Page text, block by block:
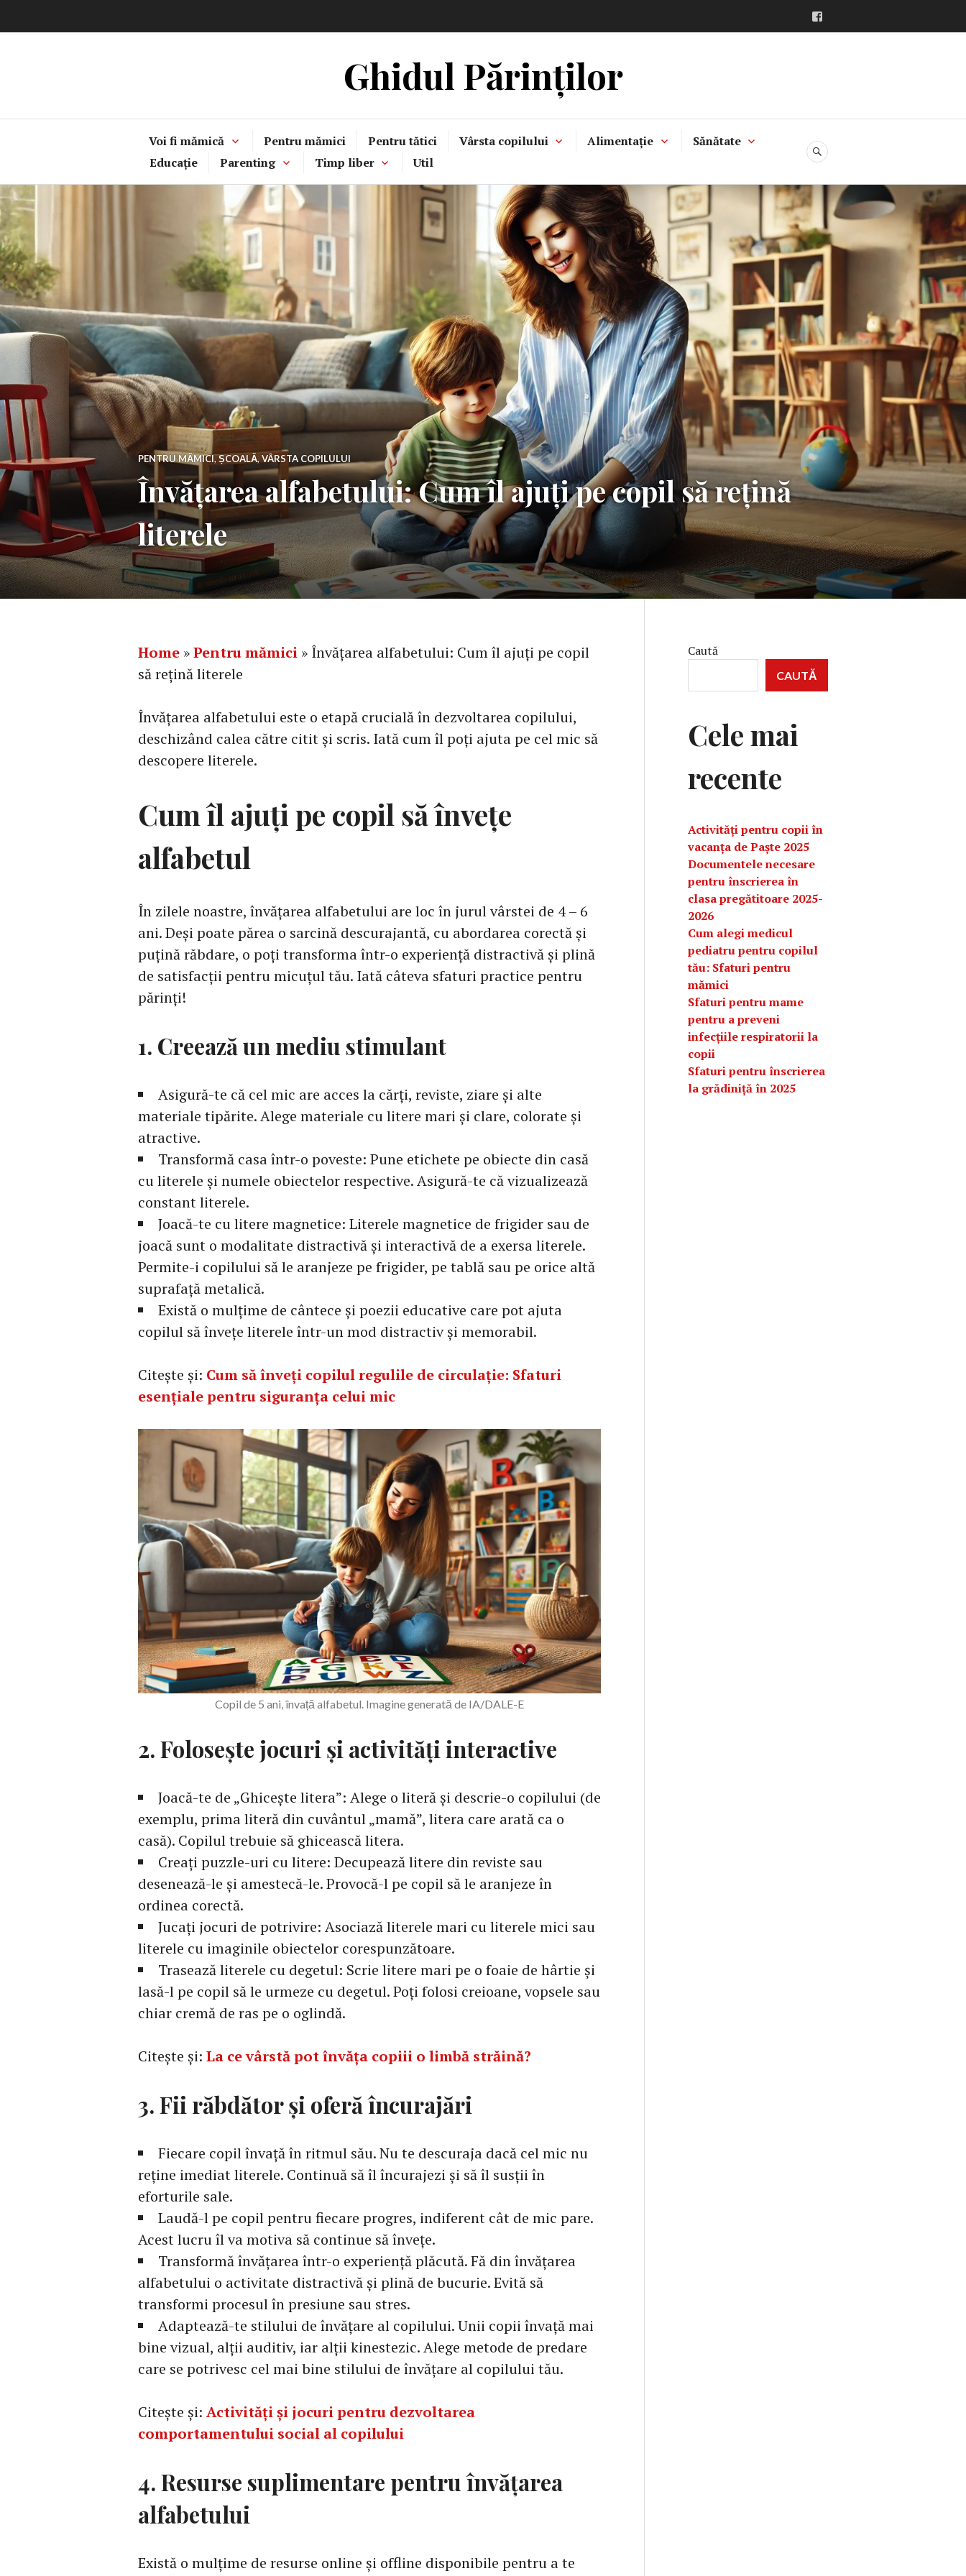
la
Ghidul Părinților
Voi fi mămică Pentru mămici Pentru tătici Vârsta copilului Alimentație
Sănătate
Educație
Parenting Timp liber Util
CĂUTARE
PENTRU MĂMICI,ȘCOALĂ, VÂRSTA COPILULUI
Învățarea alfabetului: Cum îl ajuți pe copil să rețină
literele
Home »Pentru mămici » Învățarea alfabetului: Cum îl ajuți pe copil
să rețină literele
Învățarea alfabetului este o etapă crucială în dezvoltarea copilului,
deschizând calea către citit și scris. Iată cum îl poți ajuta pe cel mic să
descopere literele.
Cum îl ajuți pe copil să învețe
alfabetul
În zilele noastre, învățarea alfabetului are loc în jurul vârstei de 4 – 6
ani. Deși poate părea o sarcină descurajantă, cu abordarea corectă și
puțină răbdare, o poți transforma într-o experiență distractivă și plină
de satisfacții pentru micuțul tău. Iată câteva sfaturi practice pentru
părinți!
1. Creează un mediu stimulant
Asigură-te că cel mic are acces la cărți, reviste, ziare și alte
materiale tipărite. Alege materiale cu litere mari și clare, colorate și
atractive.
Transformă casa într-o poveste: Pune etichete pe obiecte din casă
cu literele și numele obiectelor respective. Asigură-te că vizualizează
constant literele.
Joacă-te cu litere magnetice: Literele magnetice de frigider sau de
joacă sunt o modalitate distractivă și interactivă de a exersa literele.
Permite-i copilului să le aranjeze pe frigider, pe tablă sau pe orice altă
suprafață metalică.
Există o mulțime de cântece și poezii educative care pot ajuta
copilul să învețe literele într-un mod distractiv și memorabil.
Citește și: Cum să înveți copilul regulile de circulație: Sfaturi
esențiale pentru siguranța celui mic
Copil de 5 ani, învață alfabetul. Imagine generată de IA/DALE-E
2. Folosește jocuri și activități interactive
Joacă-te de „Ghicește litera”: Alege o literă și descrie-o copilului (de
exemplu, prima literă din cuvântul „mamă”, litera care arată ca o
casă). Copilul trebuie să ghicească litera.
Creați puzzle-uri cu litere: Decupează litere din reviste sau
desenează-le și amestecă-le. Provocă-l pe copil să le aranjeze în
ordinea corectă.
Jucați jocuri de potrivire: Asociază literele mari cu literele mici sau
literele cu imaginile obiectelor corespunzătoare.
Trasează literele cu degetul: Scrie litere mari pe o foaie de hârtie și
lasă-l pe copil să le urmeze cu degetul. Poți folosi creioane, vopsele sau
chiar cremă de ras pe o oglindă.
Citește și: La ce vârstă pot învăța copiii o limbă străină?
3. Fii răbdător și oferă încurajări
Fiecare copil învață în ritmul său. Nu te descuraja dacă cel mic nu
reține imediat literele. Continuă să îl încurajezi și să îl susții în
eforturile sale.
Laudă-l pe copil pentru fiecare progres, indiferent cât de mic pare.
Acest lucru îl va motiva să continue să învețe.
Transformă învățarea într-o experiență plăcută. Fă din învățarea
alfabetului o activitate distractivă și plină de bucurie. Evită să
transformi procesul în presiune sau stres.
Adaptează-te stilului de învățare al copilului. Unii copii învață mai
bine vizual, alții auditiv, iar alții kinestezic. Alege metode de predare
care se potrivesc cel mai bine stilului de învățare al copilului tău.
Citește și: Activități și jocuri pentru dezvoltarea
comportamentului social al copilului
4. Resurse suplimentare pentru învățarea
alfabetului
Există o mulțime de resurse online și offline disponibile pentru a te
Caută
CAUTĂ
Cele mai
recente
Activități pentru copii în
vacanța de Paște 2025
Documentele necesare
pentru înscrierea în
clasa pregătitoare 2025-
2026
Cum alegi medicul
pediatru pentru copilul
tău: Sfaturi pentru
mămici
Sfaturi pentru mame
pentru a preveni
infecțiile respiratorii la
copii
Sfaturi pentru înscrierea
la grădiniță în 2025